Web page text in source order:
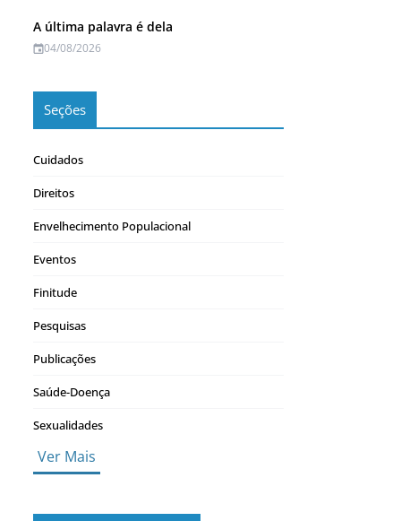
A última palavra é dela
04/08/2026
Seções
Cuidados
Direitos
Envelhecimento Populacional
Eventos
Finitude
Pesquisas
Publicações
Saúde-Doença
Sexualidades
Ver Mais